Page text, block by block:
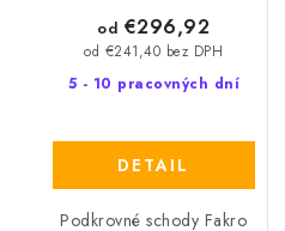
5 - 10 pracovných dní
od €241,40 bez DPH
od €296,92
DETAIL
Podkrovné schody Fakro